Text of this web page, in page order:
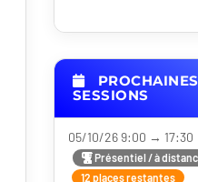
PROCHAINES
SESSIONS
05/10/26 9:00 → 17:30
Présentiel / à
12 places restantes